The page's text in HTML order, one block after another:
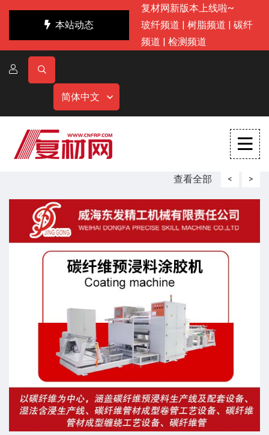
本站动态
复材网新版本上线啦~
玻纤频道 | 树脂频道 | 碳纤
频道 | 检测频道
简体中文
查看全部 < >